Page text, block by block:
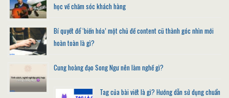
học về chăm sóc khách hàng
Bí quyết để ‘biến hóa’ một chủ đề content cũ thành góc nhìn mới
hoàn toàn là gì?
Cung hoàng đạo Song Ngư nên làm nghề gì?
Tag của bài viết là gì? Hướng dẫn sử dụng chuẩn